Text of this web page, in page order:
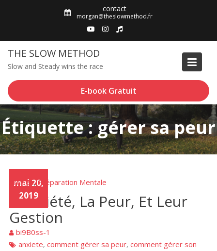
contact
morgan@theslowmethod.fr
THE SLOW METHOD
Slow and Steady wins the race
E-book Gratuit
Étiquette : gérer sa peur
mai 20,
2019
Articles,Préparation Mentale
L’Anxiété, La Peur, Et Leur
Gestion
bi9B0ss-1
anxiete,comment gérer sa peur,comment gérer son